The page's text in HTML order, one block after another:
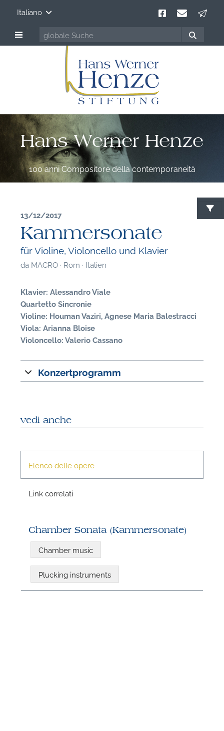
Italiano
Hans Werner Henze
100 anni Compositore della contemporaneità
13/12/2017
Kammersonate
für Violine, Violoncello und Klavier
da MACRO · Rom · Italien
Klavier: Alessandro Viale
Quartetto Sincronie
Violine: Houman Vaziri, Agnese Maria Balestracci
Viola: Arianna Bloise
Violoncello: Valerio Cassano
Konzertprogramm
vedi anche
Elenco delle opere
Link correlati
Chamber Sonata (Kammersonate)
Chamber music
Plucking instruments